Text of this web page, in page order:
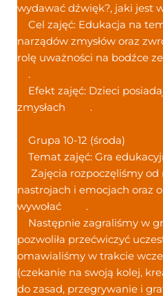
wydawać dźwięk?, jaki jest
Cel zajęć: Edukacja na
narządów zmysłów oraz
rolę uważności na bodźce
.
Efekt zajęć: Dzieci
zmysłach
.
Grupa 10-12 (środa)
Temat zajęć: Gra
Zajęcia rozpoczęliśmy od
nastrojach i emocjach oraz
wywołać
.
Następnie zagraliśmy w
pozwoliła przećwiczyć
omawialiśmy w trakcie
(czekanie na swoją kolej,
do zasad, przegrywanie i